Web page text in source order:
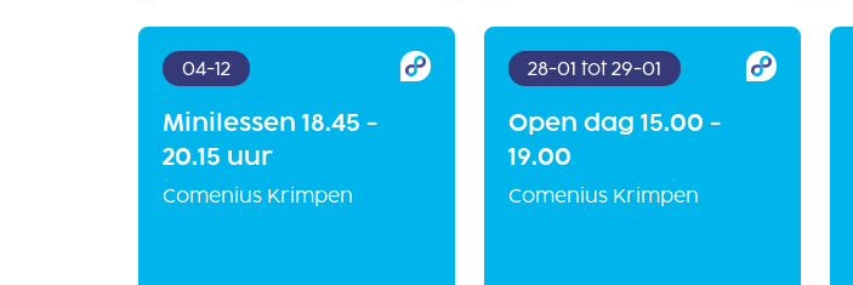
Minilessen 18.45 -
20.15 uur
04-12
Comenius Krimpen
Open dag 15.00 -
19.00
28-01 tot 29-01
Comenius Krimpen